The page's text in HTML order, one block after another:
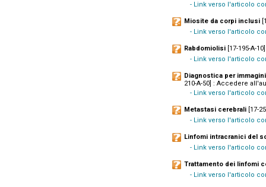
- Link verso l'articolo
Miosite da corpi inclusi
- Link verso l'articolo
Rabdomiolisi [17-195-A-
- Link verso l'articolo
Diagnostica per
210-A-50] : Accedere
- Link verso l'articolo
Metastasi cerebrali [17-
- Link verso l'articolo
Linfomi intracranici del
- Link verso l'articolo
Trattamento dei linfomi
- Link verso l'articolo